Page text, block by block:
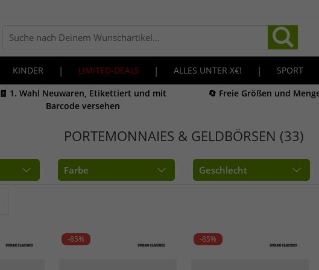
KINDER | LIMITED-DEALS | ALLES UNTER X€! | SPORT
🧾 1. Wahl Neuwaren, Etikettiert und mit
Barcode versehen
🔄 Freie Größen und
PORTEMONNAIES & GELDBÖRSEN (33)
Farbe Geschlecht
-85% -85%